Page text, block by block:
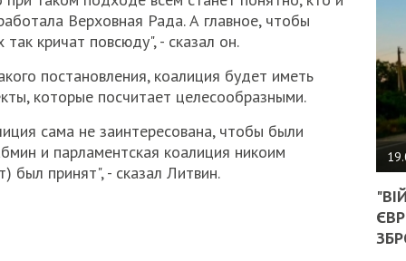
Верховная Рада. А главное, чтобы
кричат повсюду", - сказал он.
постановления, коалиция будет иметь
которые посчитает целесообразными.
сама не заинтересована, чтобы были
и парламентская коалиция никоим
принят", - сказал Литвин.
НА